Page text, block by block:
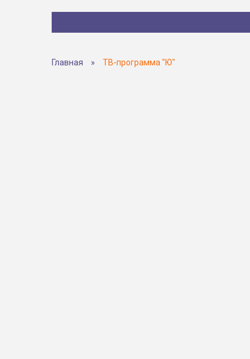
Главная » ТВ-программа "Ю"